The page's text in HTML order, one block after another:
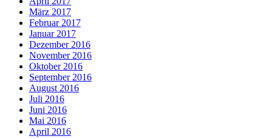
März 2017
Februar 2017
Januar 2017
Dezember 2016
November 2016
Oktober 2016
September 2016
August 2016
Juli 2016
Juni 2016
Mai 2016
April 2016